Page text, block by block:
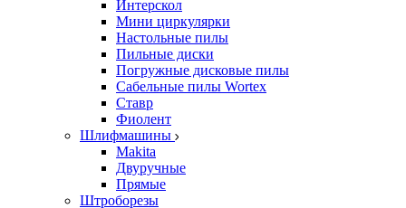
Интерскол
Мини циркулярки
Настольные пилы
Пильные диски
Погружные дисковые пилы
Сабельные пилы Wortex
Ставр
Фиолент
Шлифмашины
Makita
Двуручные
Прямые
Штроборезы